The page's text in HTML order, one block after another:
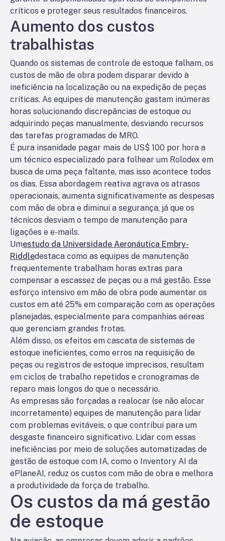
críticos e proteger seus resultados financeiros.
Aumento dos custos
trabalhistas
Quando os sistemas de controle de estoque falham, os
custos de mão de obra podem disparar devido à
ineficiência na localização ou na expedição de peças
críticas. As equipes de manutenção gastam inúmeras
horas solucionando discrepâncias de estoque ou
adquirindo peças manualmente, desviando recursos
das tarefas programadas de MRO.
É pura insanidade pagar mais de US$ 100 por hora a
um técnico especializado para folhear um Rolodex em
busca de uma peça faltante, mas isso acontece todos
os dias. Essa abordagem reativa agrava os atrasos
operacionais, aumenta significativamente as despesas
com mão de obra e diminui a segurança, já que os
técnicos desviam o tempo de manutenção para
ligações e e-mails.
Umestudo da Universidade Aeronáutica Embry-
Riddledestaca como as equipes de manutenção
frequentemente trabalham horas extras para
compensar a escassez de peças ou a má gestão. Esse
esforço intensivo em mão de obra pode aumentar os
custos em até 25% em comparação com as operações
planejadas, especialmente para companhias aéreas
que gerenciam grandes frotas.
Além disso, os efeitos em cascata de sistemas de
estoque ineficientes, como erros na requisição de
peças ou registros de estoque imprecisos, resultam
em ciclos de trabalho repetidos e cronogramas de
reparo mais longos do que o necessário.
As empresas são forçadas a realocar (se não alocar
incorretamente) equipes de manutenção para lidar
com problemas evitáveis, o que contribui para um
desgaste financeiro significativo. Lidar com essas
ineficiências por meio de soluções automatizadas de
gestão de estoque com IA, como o Inventory AI da
ePlaneAI, reduz os custos com mão de obra e melhora
a produtividade da força de trabalho.
Os custos da má gestão
de estoque